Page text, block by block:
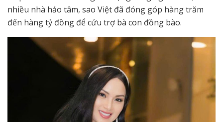
nhiều nhà hảo tâm, sao Việt đã đóng góp hàng trăm
đến hàng tỷ đồng để cứu trợ bà con đồng bào.